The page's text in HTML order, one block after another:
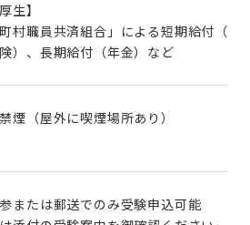
生】
村職員共済組合」による短期給付（
）、長期給付（年金）など
煙（屋外に喫煙場所あり）
または郵送でのみ受験申込可能